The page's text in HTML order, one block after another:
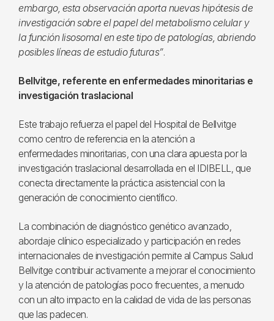
embargo, esta observación aporta nuevas hipótesis de
investigación sobre el papel del metabolismo celular y
la función lisosomal en este tipo de patologías, abriendo
posibles líneas de estudio futuras”.
Bellvitge, referente en enfermedades minoritarias e
investigación traslacional
Este trabajo refuerza el papel del Hospital de Bellvitge
como centro de referencia en la atención a
enfermedades minoritarias, con una clara apuesta por la
investigación traslacional desarrollada en el IDIBELL, que
conecta directamente la práctica asistencial con la
generación de conocimiento científico.
La combinación de diagnóstico genético avanzado,
abordaje clínico especializado y participación en redes
internacionales de investigación permite al Campus Salud
Bellvitge contribuir activamente a mejorar el conocimiento
y la atención de patologías poco frecuentes, a menudo
con un alto impacto en la calidad de vida de las personas
que las padecen.